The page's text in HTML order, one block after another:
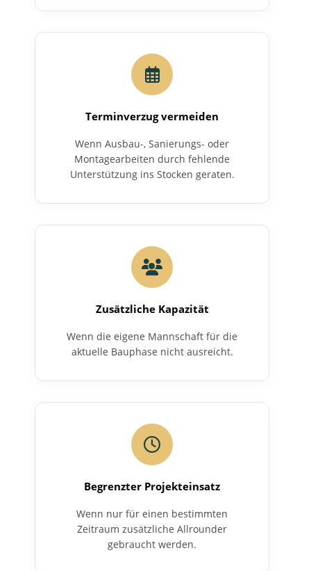
Terminverzug vermeiden
Wenn Ausbau-, Sanierungs- oder
Montagearbeiten durch fehlende
Unterstützung ins Stocken geraten.
Zusätzliche Kapazität
Wenn die eigene Mannschaft für die
aktuelle Bauphase nicht ausreicht.
Begrenzter Projekteinsatz
Wenn nur für einen bestimmten
Zeitraum zusätzliche Allrounder
gebraucht werden.